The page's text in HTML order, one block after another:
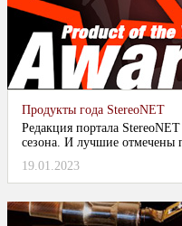
Продукты года StereoNET
Редакция портала
сезона. И лучшие отмечены
19.01.2023